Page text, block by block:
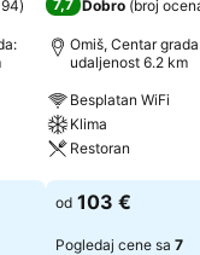
) 7,7 Dobro (broj
Omiš, Centar
udaljenost 6.2 km
Besplatan WiFi
Klima
Restoran
Pogledaj cene
od 103 €
Pogledaj cene sa 7